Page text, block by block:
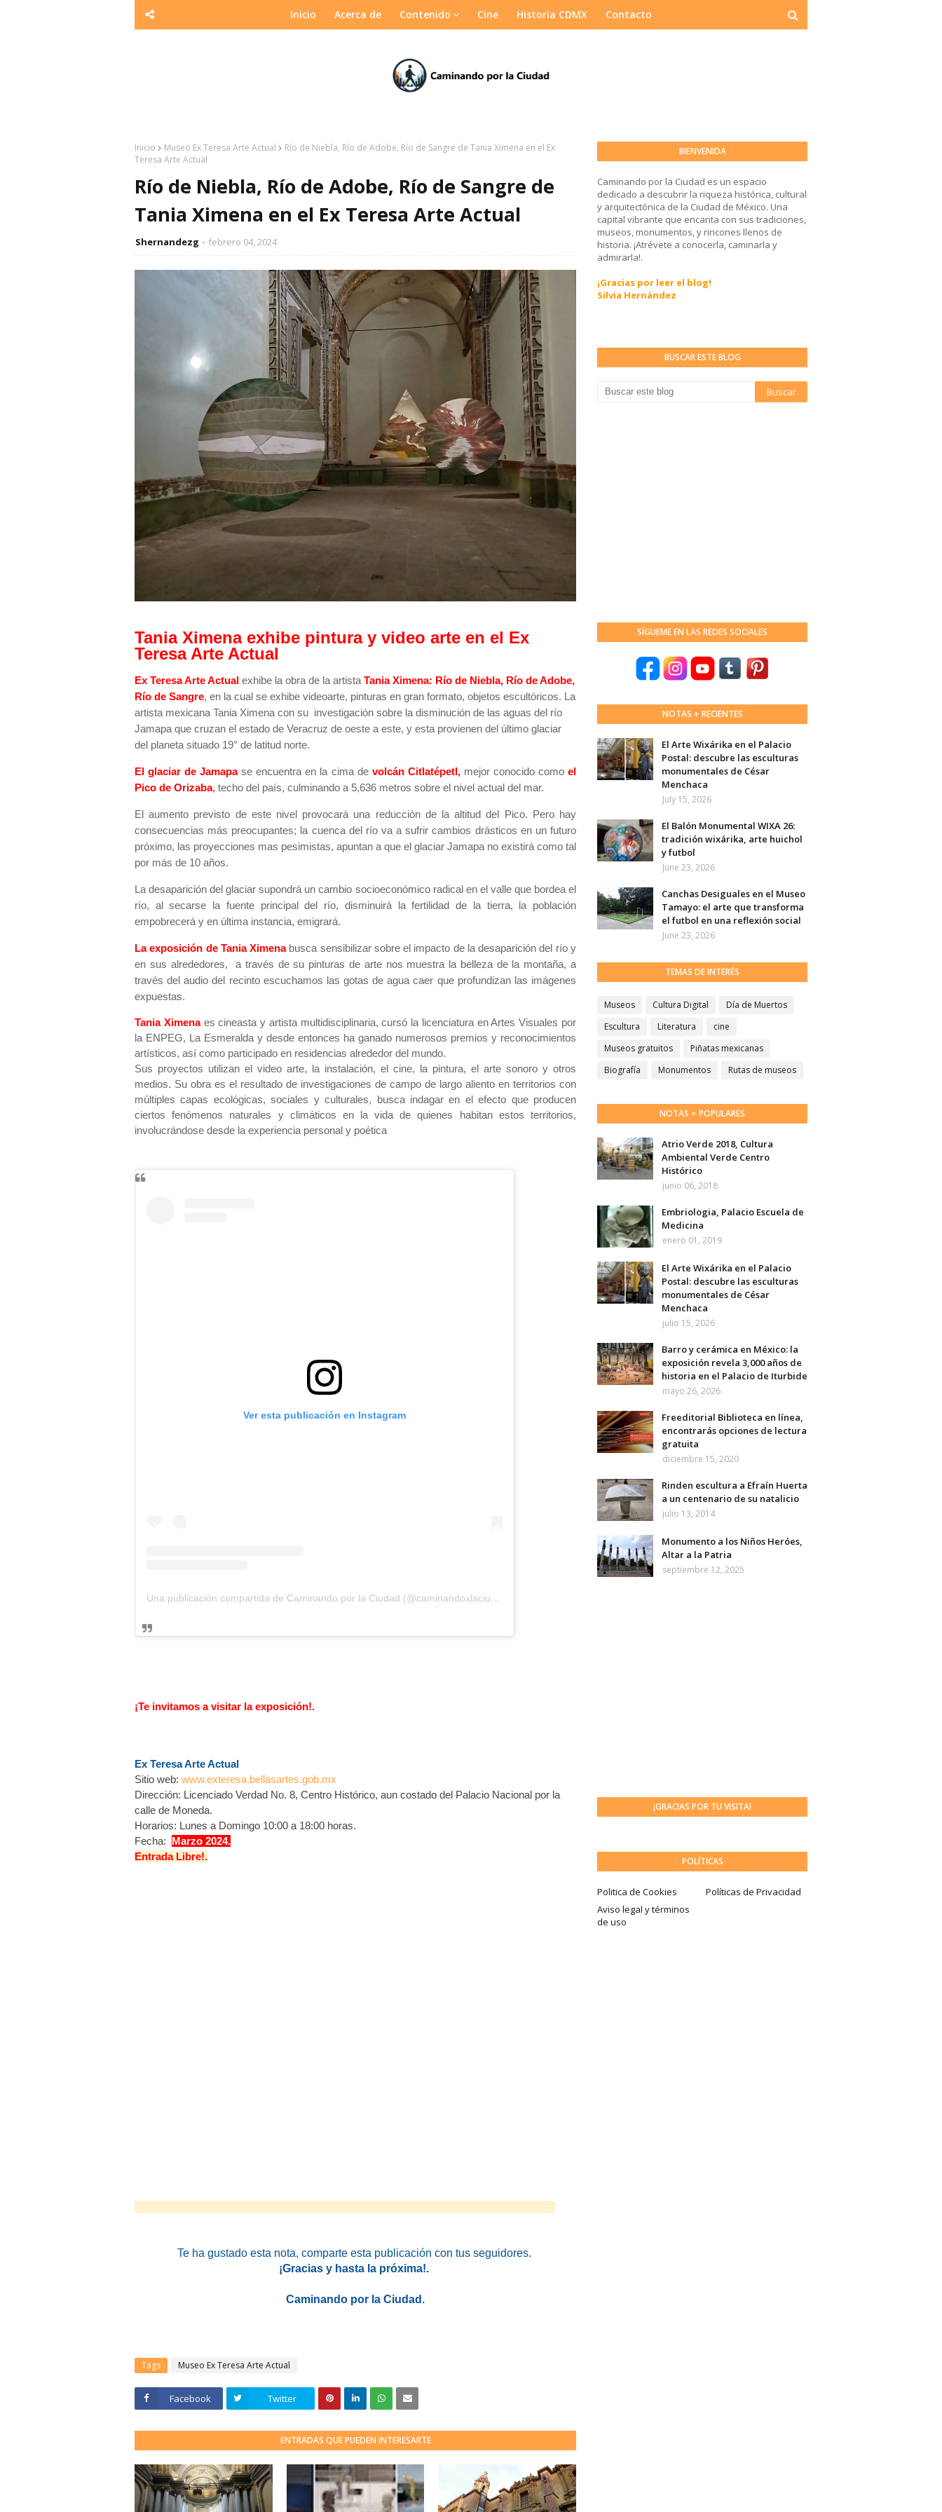
Inicio Acerca de Contenido Cine Historia CDMX Contacto
Inicio Museo Ex Teresa Arte Actual
Río de Niebla, Río de Adobe, Río de Sangre de Tania Ximena en el Ex
Teresa Arte Actual
Río de Niebla, Río de Adobe, Río de Sangre de
Tania Ximena en el Ex Teresa Arte Actual
Shernandezg febrero 04, 2024
Tania Ximena exhibe pintura y video arte en el Ex
Teresa Arte Actual
Ex Teresa Arte Actual exhibe la obra de la artista Tania Ximena: Río de Niebla, Río de Adobe,
Río de Sangre, en la cual se exhibe videoarte, pinturas en gran formato, objetos escultóricos. La
artista mexicana Tania Ximena con su investigación sobre la disminución de las aguas del río
Jamapa que cruzan el estado de Veracruz de oeste a este, y esta provienen del último glaciar
del planeta situado 19° de latitud norte.
El glaciar de Jamapase encuentra en la cima de volcán Citlatépetl, mejor conocido comoel
Pico de Orizaba, techo del país, culminando a 5,636 metros sobre el nivel actual del mar.
El aumento previsto de este nivel provocará una reducción de la altitud del Pico. Pero hay
consecuencias más preocupantes; la cuenca del río va a sufrir cambios drásticos en un futuro
próximo, las proyecciones mas pesimistas, apuntan a que el glaciar Jamapa no existirá como tal
por más de 10 años.
La desaparición del glaciar supondrá un cambio socioeconómico radical en el valle que bordea el
río, al secarse la fuente principal del río, disminuirá la fertilidad de la tierra, la población
empobrecerá y en última instancia, emigrará.
La exposición de Tania Ximenabusca sensibilizar sobre el impacto de la desaparición del río y
en sus alrededores, a través de su pinturas de arte nos muestra la belleza de la montaña, a
través del audio del recinto escuchamos las gotas de agua caer que profundizan las imágenes
expuestas.
Tania Ximena es cineasta y artista multidisciplinaria, cursó la licenciatura en Artes Visuales por
la ENPEG, La Esmeralda y desde entonces ha ganado numerosos premios y reconocimientos
artísticos, así como participado en residencias alrededor del mundo.
Sus proyectos utilizan el video arte, la instalación, el cine, la pintura, el arte sonoro y otros
medios. Su obra es el resultado de investigaciones de campo de largo aliento en territorios con
múltiples capas ecológicas, sociales y culturales, busca indagar en el efecto que producen
ciertos fenómenos naturales y climáticos en la vida de quienes habitan estos territorios,
involucrándose desde la experiencia personal y poética
Ver esta publicación en Instagram
Una publicación compartida de Caminando por la Ciudad (@caminandoxlaciudad)
¡Te invitamos a visitar la exposición!.
Ex Teresa Arte Actual
Sitio web: www.exteresa.bellasartes.gob.mx
Dirección: Licenciado Verdad No. 8, Centro Histórico, aun costado del Palacio Nacional por la
calle de Moneda.
Horarios: Lunes a Domingo 10:00 a 18:00 horas.
Fecha: Marzo 2024.
Entrada Libre!.
Te ha gustado esta nota, comparte esta publicación con tus seguidores.
¡Gracias y hasta la próxima!.
Caminando por la Ciudad.
Tags Museo Ex Teresa Arte Actual
Facebook Twitter
ENTRADAS QUE PUEDEN INTERESARTE
BIENVENIDA
Caminando por la Ciudad es un espacio
dedicado a descubrir la riqueza histórica, cultural
y arquitectónica de la Ciudad de México. Una
capital vibrante que encanta con sus tradiciones,
museos, monumentos, y rincones llenos de
historia. ¡Atrévete a conocerla, caminarla y
admirarla!.
¡Gracias por leer el blog!
Silvia Hernández
BUSCAR ESTE BLOG
SÍGUEME EN LAS REDES SOCIALES
NOTAS + RECIENTES
El Arte Wixárika en el Palacio
Postal: descubre las esculturas
monumentales de César
Menchaca
July 15, 2026
El Balón Monumental WIXA 26:
tradición wixárika, arte huichol
y futbol
June 23, 2026
Canchas Desiguales en el Museo
Tamayo: el arte que transforma
el futbol en una reflexión social
June 23, 2026
TEMAS DE INTERÉS
Museos Cultura Digital
Día de Muertos
Escultura
Literatura
cine
Museos gratuitos
Piñatas mexicanas
Biografía
Monumentos Rutas de museos
NOTAS + POPULARES
Atrio Verde 2018, Cultura
Ambiental Verde Centro
Histórico
junio 06, 2018
Embriologia, Palacio Escuela de
Medicina
enero 01, 2019
El Arte Wixárika en el Palacio
Postal: descubre las esculturas
monumentales de César
Menchaca
julio 15, 2026
Barro y cerámica en México: la
exposición revela 3,000 años de
historia en el Palacio de Iturbide
mayo 26, 2026
Freeditorial Biblioteca en línea,
encontrarás opciones de lectura
gratuita
diciembre 15, 2020
Rinden escultura a Efraín Huerta
a un centenario de su natalicio
julio 13, 2014
Monumento a los Niños Heróes,
Altar a la Patria
septiembre 12, 2025
¡GRACIAS POR TU VISITA!
POLÍTICAS
Politica de Cookies
Políticas de Privacidad
Aviso legal y términos
de uso